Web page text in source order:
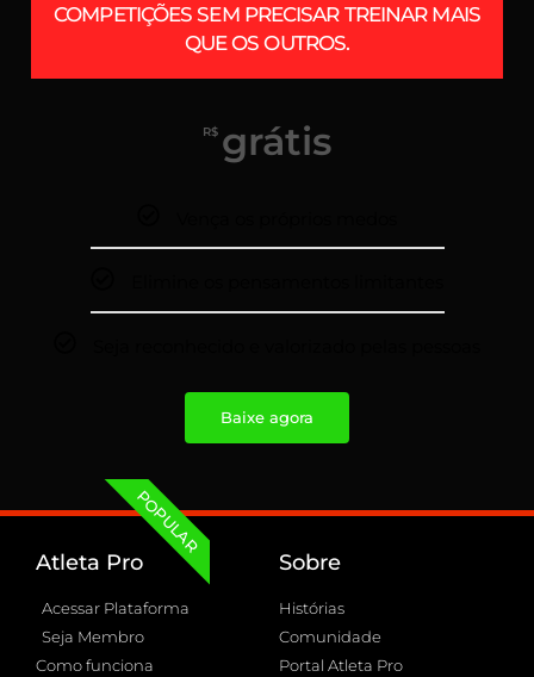
COMPETIÇÕES SEM PRECISAR TREINAR MAIS
QUE OS OUTROS.
R$ grátis
Baixe agora
POPULAR
Atleta Pro
Acessar Plataforma
Seja Membro
Como funciona
Sobre
Histórias
Comunidade
Portal Atleta Pro